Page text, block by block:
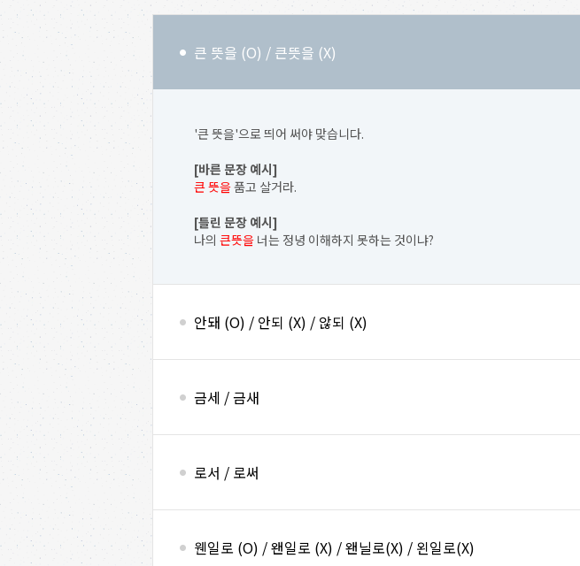
큰 뜻을 (O) / 큰뜻을 (X)
'큰 뜻을'으로 띄어 써야 맞습니다.
[바른 문장 예시]
큰 뜻을품고 살거라.
[틀린 문장 예시]
나의 큰뜻을 너는 정녕 이해하지 못하는 것이냐?
안돼 (O) / 안되 (X) / 않되 (X)
금세 / 금새
로서 / 로써
웬일로 (O) / 왠일로 (X) / 왠닐로(X) / 왼일로(X)